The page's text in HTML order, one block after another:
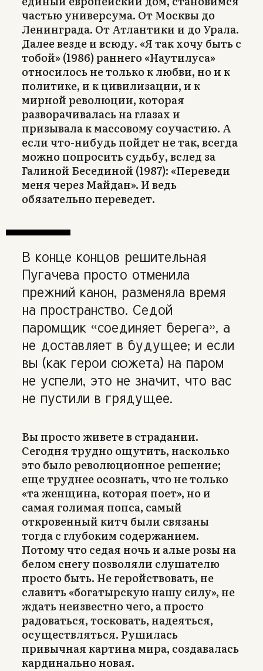
частью универсума. От Москвы до
Ленинграда. От Атлантики и до Урала.
Далее везде и всюду. «Я так хочу быть с
тобой» (1986) раннего «Наутилуса»
относилось не только к любви, но и к
политике, и к цивилизации, и к
мирной революции, которая
разворачивалась на глазах и
призывала к массовому соучастию. А
если что-нибудь пойдет не так, всегда
можно попросить судьбу, вслед за
Галиной Бесединой (1987): «Переведи
меня через Майдан». И ведь
обязательно переведет.
В конце концов решительная
Пугачева просто отменила
прежний канон, разменяла время
на пространство. Седой
паромщик «соединяет берега», а
не доставляет в будущее; и если
вы (как герои сюжета) на паром
не успели, это не значит, что вас
не пустили в грядущее.
Вы просто живете в страдании.
Сегодня трудно ощутить, насколько
это было революционное решение;
еще труднее осознать, что не только
«та женщина, которая поет», но и
самая голимая попса, самый
откровенный китч были связаны
тогда с глубоким содержанием.
Потому что седая ночь и алые розы на
белом снегу позволяли слушателю
просто быть. Не геройствовать, не
славить «богатырскую нашу силу», не
ждать неизвестно чего, а просто
радоваться, тосковать, надеяться,
осуществляться. Рушилась
привычная картина мира, создавалась
кардинально новая.